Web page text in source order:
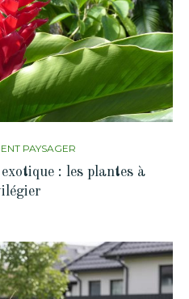
PAYSAGER
: les plantes à